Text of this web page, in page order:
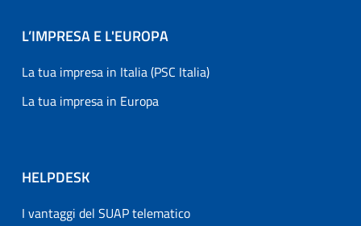
L’IMPRESA E L'EUROPA
La tua impresa in Italia (PSC Italia)
La tua impresa in Europa
HELPDESK
I vantaggi del SUAP telematico